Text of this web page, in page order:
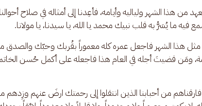
من هذا الشهر ولياليه وأيامه، فأعِدنا إلى أمثاله في صلاح
ما يُسَرُّ به قلب نبيك محمد يا الله، يا سيدنا، يا مولانا.
مثل هذا الشهر فاجعل عمره كله معموراً بقُربك وحبّك
ومَن قضيتَ أجله في العام هذا فاجعله على أكمل حُسن
من أحبابنا الذين انتقلوا إلى رحمتك ارضَ عنهم وزِدهم